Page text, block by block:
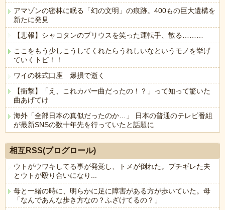
アマゾンの密林に眠る「幻の文明」の痕跡。400もの巨大遺構を
新たに発見
【悲報】シャコタンのプリウスを笑った運転手、散る………
ここをもう少しこうしてくれたらうれしいなというモノを挙げ
ていくトピ！！
ワイの株式口座 爆損で逝く
【衝撃】「え、これカバー曲だったの！？」って知って驚いた
曲あげてけ
海外「全部日本の真似だったのか…」 日本の普通のテレビ番組
が最新SNSの数十年先を行っていたと話題に
相互RSS(ブログロール)
ウトがウワキしてる事が発覚し、トメが倒れた。ブチギレた夫
とウトが殴り合いになり...
母と一緒の時に、明らかに足に障害がある方が歩いていた。母
「なんであんな歩き方なの？ふざけてるの？」